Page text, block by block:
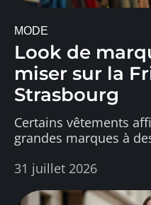
MODE
Look de
miser sur la
Strasbourg
Certains vêtements
grandes marques à
31 juillet 2026